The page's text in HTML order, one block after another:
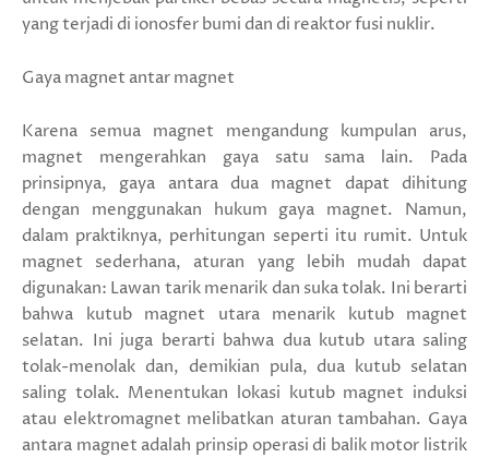
yang terjadi di ionosfer bumi dan di reaktor fusi nuklir.
Gaya magnet antar magnet
Karena semua magnet mengandung kumpulan arus,
magnet mengerahkan gaya satu sama lain. Pada
prinsipnya, gaya antara dua magnet dapat dihitung
dengan menggunakan hukum gaya magnet. Namun,
dalam praktiknya, perhitungan seperti itu rumit. Untuk
magnet sederhana, aturan yang lebih mudah dapat
digunakan: Lawan tarik menarik dan suka tolak. Ini berarti
bahwa kutub magnet utara menarik kutub magnet
selatan. Ini juga berarti bahwa dua kutub utara saling
tolak-menolak dan, demikian pula, dua kutub selatan
saling tolak. Menentukan lokasi kutub magnet induksi
atau elektromagnet melibatkan aturan tambahan. Gaya
antara magnet adalah prinsip operasi di balik motor listrik